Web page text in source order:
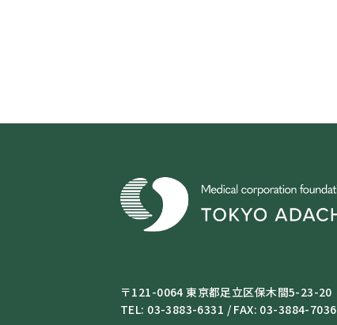
〒121-0064 東京都足立区保木間5-23-20
TEL: 03-3883-6331 / FAX: 03-3884-7036